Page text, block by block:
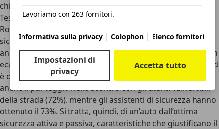
Lavoriamo con 263 fornitori.
Informativa sulla privacy | Colophon | Elenco fornitori
Impostazioni di
privacy
Accetta tutto
chilometri senza affaticarsi.
Testata nel 2019 dall’ente indipendente EuroNCAP
Rover Range Rover Evoque si è distinta per un’ottima
sicurezza passiva, ottenendo lecinque stelle. Andando ad
analizzare tutti i punteggi, il SUV britannico ha ottenuto un
eccellente punteggio nella protezione degli adulti (94%), ed
è ottima anche la protezione dei bambini (87%). Bene
anche il punteggio nello scontro con gli utenti vulnerabili
della strada (72%), mentre gli assistenti di sicurezza hanno
ottenuto il 73%. Si tratta, quindi, di un’auto dall’ottima
sicurezza attiva e passiva, caratteristiche che giustificano il